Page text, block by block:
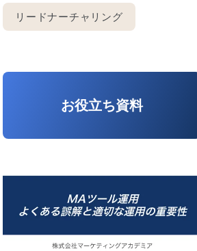
リードナーチャリング
お役立ち資料